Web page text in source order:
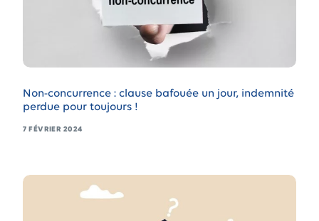
Non-concurrence : clause bafouée un jour, indemnité
perdue pour toujours !
7 FÉVRIER 2024